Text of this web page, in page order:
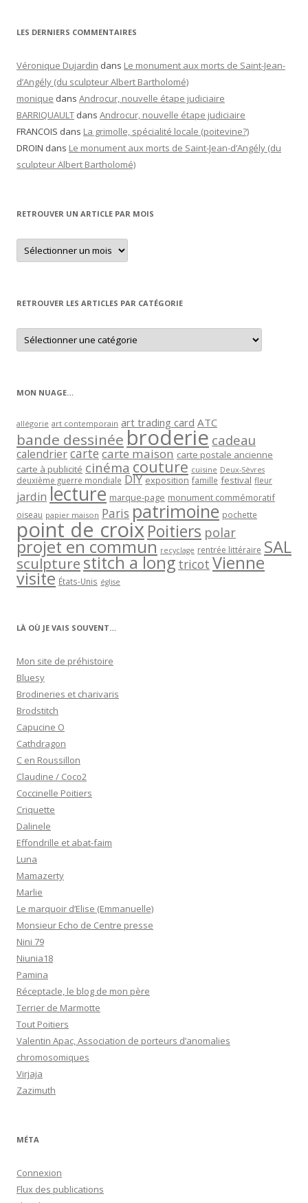
LES DERNIERS COMMENTAIRES
Véronique Dujardin dans Le monument aux morts de Saint-Jean-
d’Angély (du sculpteur Albert Bartholomé)
monique dans Androcur, nouvelle étape judiciaire
BARRIQUAULT dans Androcur, nouvelle étape judiciaire
FRANCOIS dans La grimolle, spécialité locale (poitevine?)
DROIN dans Le monument aux morts de Saint-Jean-d’Angély (du
sculpteur Albert Bartholomé)
RETROUVER UN ARTICLE PAR MOIS
Retrouver
un
article
RETROUVER LES ARTICLES PAR CATÉGORIE
Retrouver
les
articles
MON NUAGE…
allégorie art contemporain art trading card ATC
bande dessinée broderie cadeau
calendriercartecarte maison carte postale ancienne
carte à publicité cinéma couture cuisine Deux-Sèvres
deuxième guerre mondiale DIY exposition famille festival fleur
jardin lecture marque-page monument commémoratif
oiseau papier maison Paris patrimoine pochette
point de croixPoitiers polar
projet en commun recyclage rentrée littéraire SAL
sculpturestitch a long tricot Vienne
visite États-Unis église
LÀ OÙ JE VAIS SOUVENT…
Mon site de préhistoire
Bluesy
Brodineries et charivaris
Brodstitch
Capucine O
Cathdragon
C en Roussillon
Claudine / Coco2
Coccinelle Poitiers
Criquette
Dalinele
Effondrille et abat-faim
Luna
Mamazerty
Marlie
Le marquoir d’Elise (Emmanuelle)
Monsieur Echo de Centre presse
Nini 79
Niunia18
Pamina
Réceptacle, le blog de mon père
Terrier de Marmotte
Tout Poitiers
Valentin Apac, Association de porteurs d’anomalies
chromosomiques
Virjaja
Zazimuth
MÉTA
Connexion
Flux des publications